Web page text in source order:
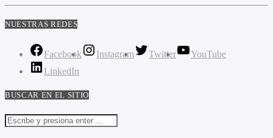
NUESTRAS REDES
Facebook Instagram Twitter
YouTube
LinkedIn
BUSCAR EN EL SITIO